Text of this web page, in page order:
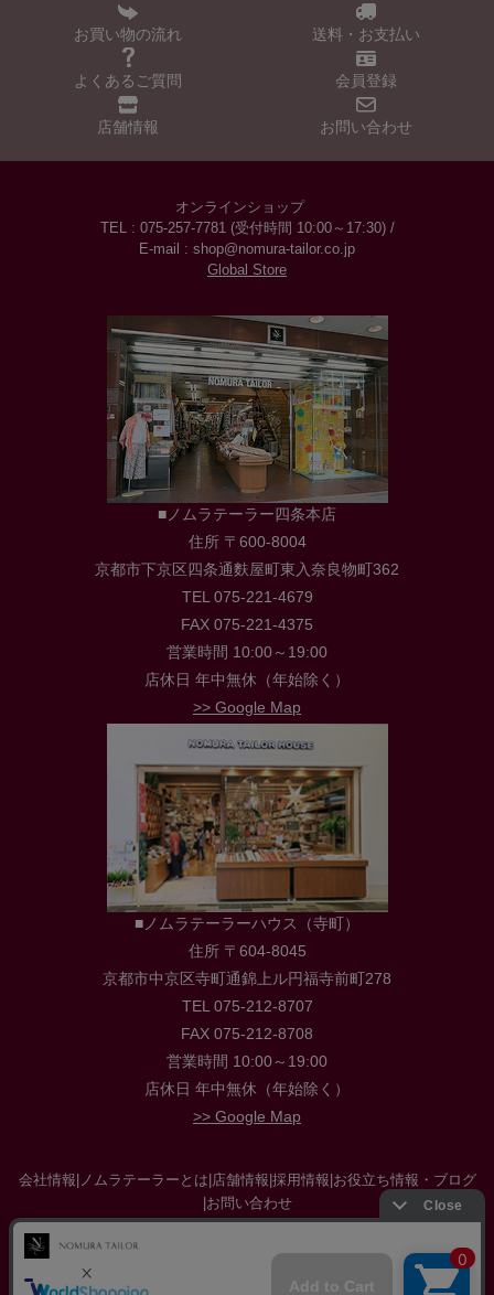
お買い物の流れ 送料・お支払い
よくあるご質問 会員登録
店舗情報 お問い合わせ
オンラインショップ
TEL : 075-257-7781 (受付時間 10:00～17:30) /
E-mail : shop@nomura-tailor.co.jp
Global Store
■ノムラテーラー四条本店
住所 〒600-8004
京都市下京区四条通麩屋町東入奈良物町362
TEL 075-221-4679
FAX 075-221-4375
営業時間 10:00～19:00
店休日 年中無休（年始除く）
>> Google Map
■ノムラテーラーハウス（寺町）
住所 〒604-8045
京都市中京区寺町通錦上ル円福寺前町278
TEL 075-212-8707
FAX 075-212-8708
営業時間 10:00～19:00
店休日 年中無休（年始除く）
>> Google Map
会社情報 ノムラテーラーとは 店舗情報 採用情報 お役立ち情報・ブログ
お問い合わせ
特定商取引に関する法律に基づく表示
サイトマップ